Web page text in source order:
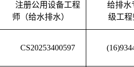
注册公用设备工程
师（给水排水）
给排水
级工程
CS20253400597